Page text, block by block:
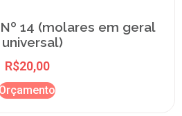
14 (molares em geral
universal)
R$20,00